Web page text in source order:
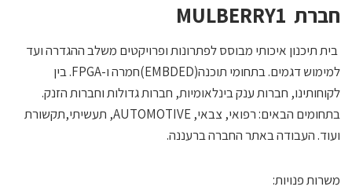
MULBERRY1
בית תיכנון איכותי מבוסס לפתרונות ופרויקטים משלב ההגדרה ועד
למימוש דגמים. בתחומי תוכנה(EMBDED)חמרה ו-FPGA. בין
חברות ענק בינלאומיות, חברות גדולות וחברות הזנק.
בתחומים הבאים: רפואי, צבאי, AUTOMOTIVE, תעשיתי,תקשורת
העבודה באתר החברה ברעננה.
פנויות: